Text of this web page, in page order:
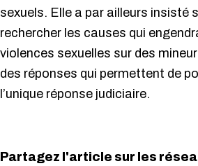
sexuels. Elle a par ailleurs insisté
rechercher les causes qui
violences sexuelles sur des
des réponses qui permettent de
l’unique réponse judiciaire.
Partagez l'article sur les